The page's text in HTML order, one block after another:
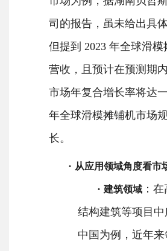
司的报告，虽未给出具
但提到 2023 年全球滑
营收，且预计在预测期
市场年复合增长率将达
年全球滑模摊铺机市场
长。
· 从应用领域角度看市
· 建筑领域：在
结构建筑等项目
中国为例，近年